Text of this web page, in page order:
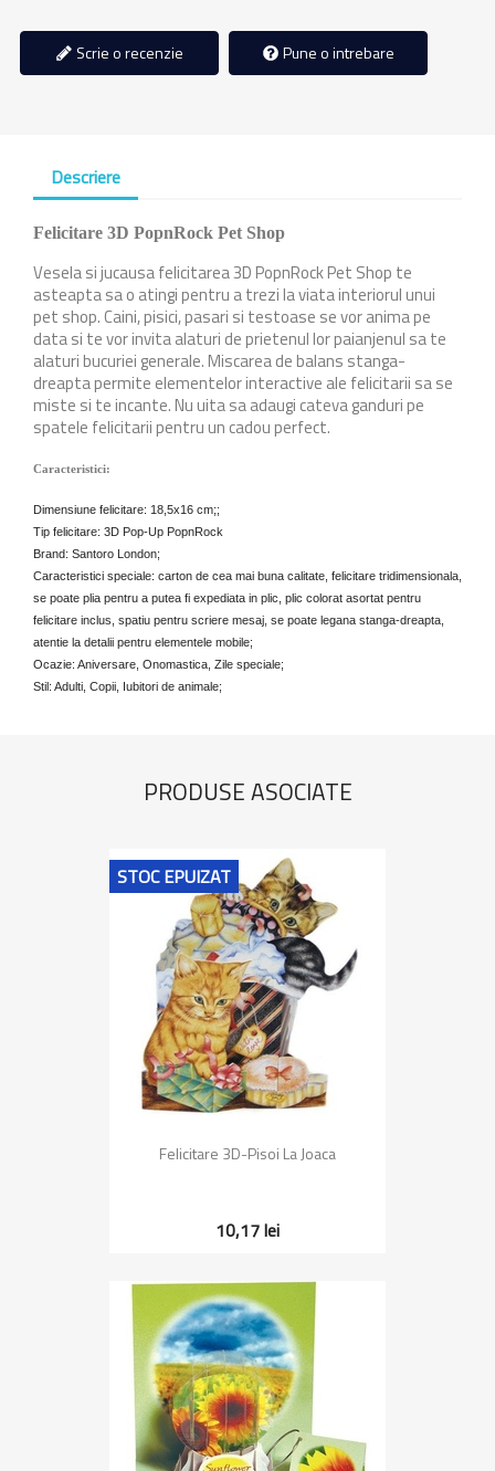
Scrie o recenzie Pune o intrebare
Descriere
Felicitare 3D PopnRock Pet Shop
Vesela si jucausa felicitarea 3D PopnRock Pet Shop te
asteapta sa o atingi pentru a trezi la viata interiorul unui
pet shop. Caini, pisici, pasari si testoase se vor anima pe
data si te vor invita alaturi de prietenul lor paianjenul sa te
alaturi bucuriei generale. Miscarea de balans stanga-
dreapta permite elementelor interactive ale felicitarii sa se
miste si te incante. Nu uita sa adaugi cateva ganduri pe
spatele felicitarii pentru un cadou perfect.
Caracteristici:
Dimensiune felicitare: 18,5x16 cm;;
Tip felicitare: 3D Pop-Up PopnRock
Brand: Santoro London;
Caracteristici speciale: carton de cea mai buna calitate, felicitare tridimensionala,
se poate plia pentru a putea fi expediata in plic, plic colorat asortat pentru
felicitare inclus, spatiu pentru scriere mesaj, se poate legana stanga-dreapta,
atentie la detalii pentru elementele mobile;
Ocazie: Aniversare, Onomastica, Zile speciale;
Stil: Adulti, Copii, Iubitori de animale;
PRODUSE ASOCIATE
Felicitare 3D-Pisoi La Joaca
10,17 lei
STOC EPUIZAT